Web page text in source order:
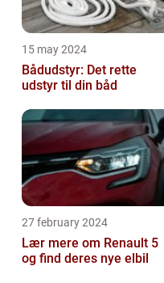
15 may 2024
Bådudstyr: Det rette
udstyr til din båd
27 february 2024
Lær mere om Renault 5
og find deres nye elbil